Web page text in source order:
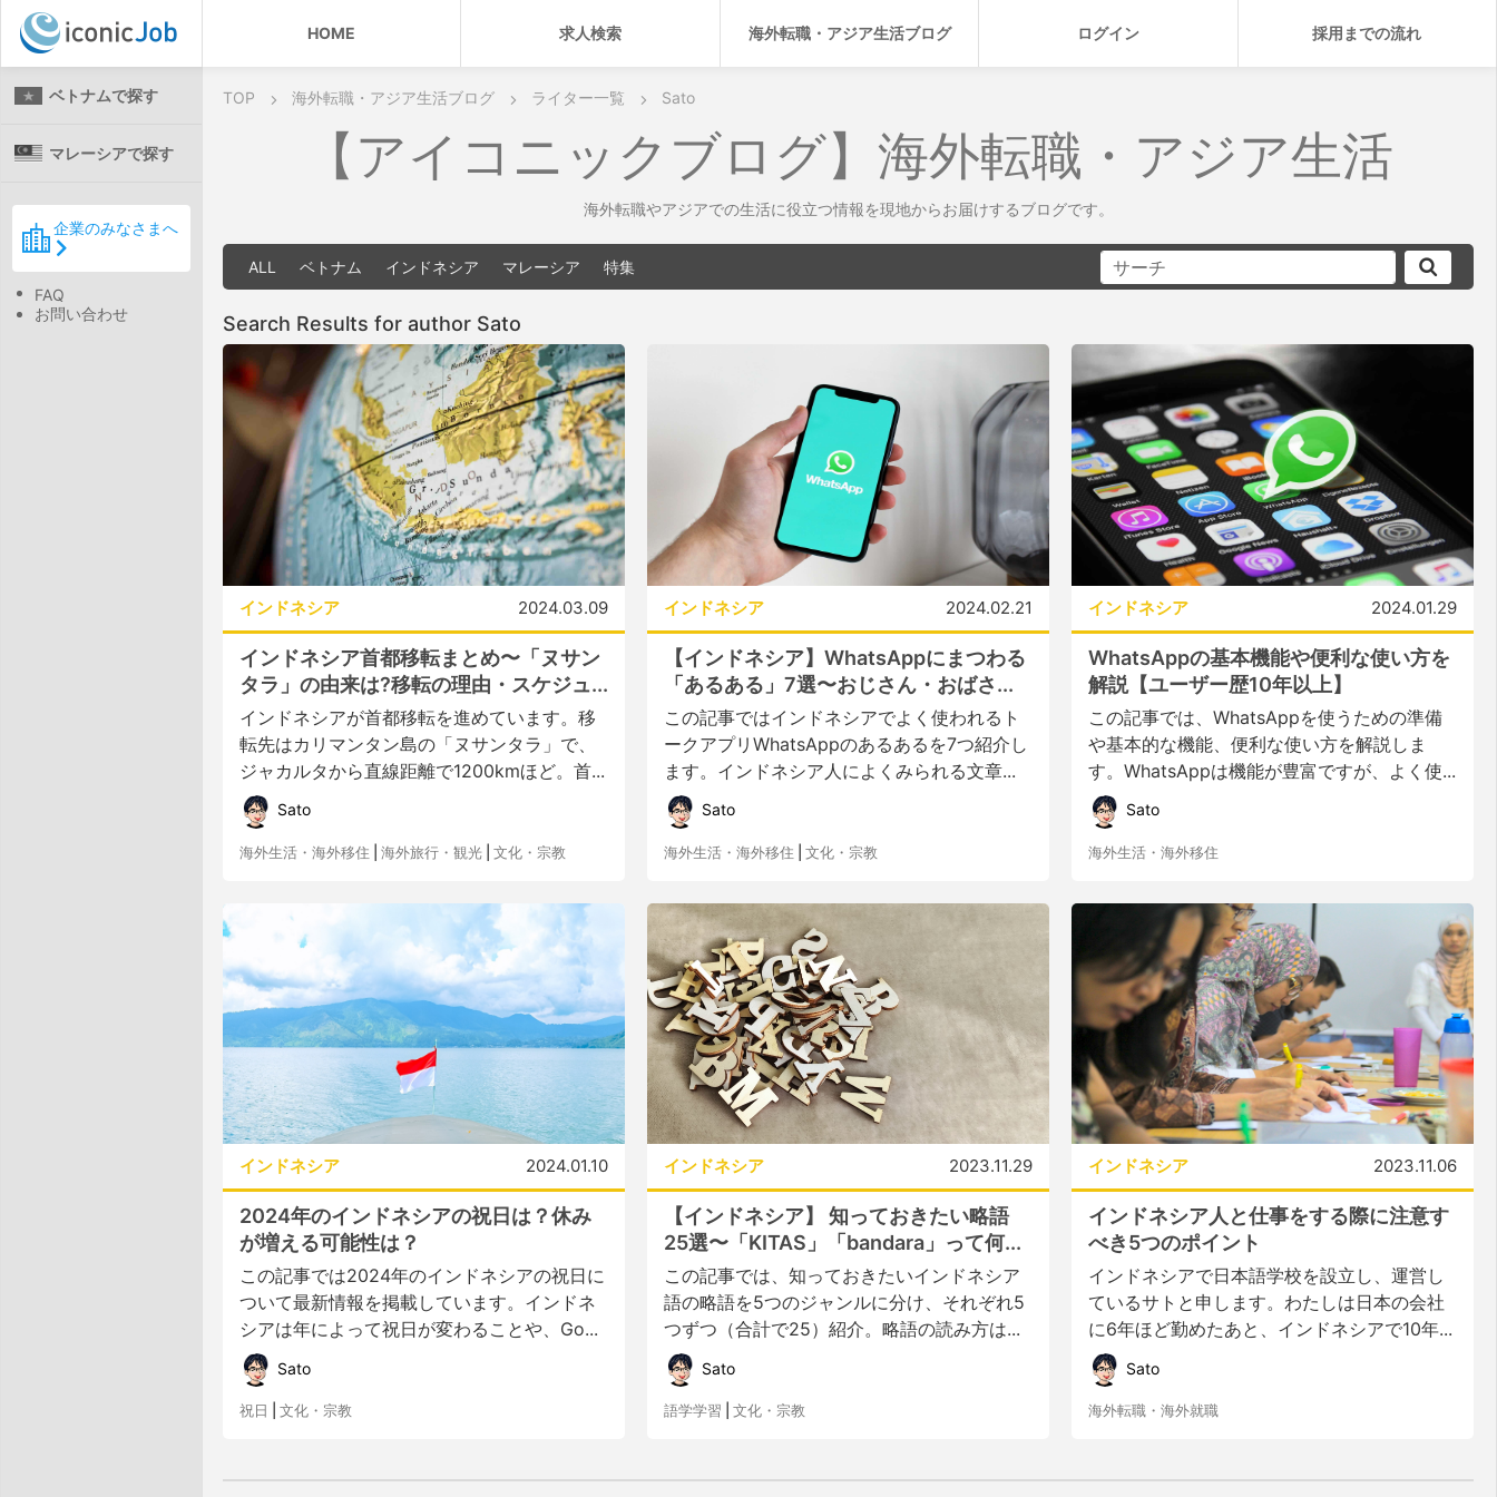
HOME 求人検索 海外転職・アジア生活ブログ ログイン 採用までの流れ
ベトナムで探す
マレーシアで探す
企業のみなさまへ
FAQ
お問い合わせ
TOP 海外転職・アジア生活ブログ ライター一覧 Sato
【アイコニックブログ】海外転職・アジア生活
海外転職やアジアでの生活に役立つ情報を現地からお届けするブログです。
ALL ベトナム インドネシア マレーシア 特集
Search Results for author Sato
インドネシア 2024.03.09
インドネシア首都移転まとめ〜「ヌサン
タラ」の由来は?移転の理由・スケジュ...
インドネシアが首都移転を進めています。移
転先はカリマンタン島の「ヌサンタラ」で、
ジャカルタから直線距離で1200kmほど。首...
Sato
海外生活・海外移住 海外旅行・観光 文化・宗教
インドネシア 2024.02.21
【インドネシア】WhatsAppにまつわる
「あるある」7選〜おじさん・おばさ...
この記事ではインドネシアでよく使われるト
ークアプリWhatsAppのあるあるを7つ紹介し
ます。インドネシア人によくみられる文章...
Sato
海外生活・海外移住 文化・宗教
インドネシア 2024.01.29
WhatsAppの基本機能や便利な使い方を
解説【ユーザー歴10年以上】
この記事では、WhatsAppを使うための準備
や基本的な機能、便利な使い方を解説しま
す。WhatsAppは機能が豊富ですが、よく使...
Sato
海外生活・海外移住
インドネシア 2024.01.10
2024年のインドネシアの祝日は？休み
が増える可能性は？
この記事では2024年のインドネシアの祝日に
ついて最新情報を掲載しています。インドネ
シアは年によって祝日が変わることや、Go...
Sato
祝日 文化・宗教
インドネシア 2023.11.29
【インドネシア】 知っておきたい略語
25選〜「KITAS」「bandara」って何...
この記事では、知っておきたいインドネシア
語の略語を5つのジャンルに分け、それぞれ5
つずつ（合計で25）紹介。略語の読み方は...
Sato
語学学習 文化・宗教
インドネシア 2023.11.06
インドネシア人と仕事をする際に注意す
べき5つのポイント
インドネシアで日本語学校を設立し、運営し
ているサトと申します。わたしは日本の会社
に6年ほど勤めたあと、インドネシアで10年...
Sato
海外転職・海外就職